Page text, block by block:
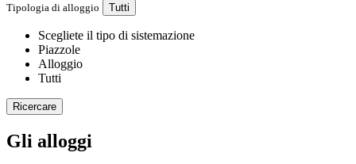
Tipologia di alloggio Tutti
Scegliete il tipo di sistemazione
Piazzole
Alloggio
Tutti
Ricercare
Gli alloggi